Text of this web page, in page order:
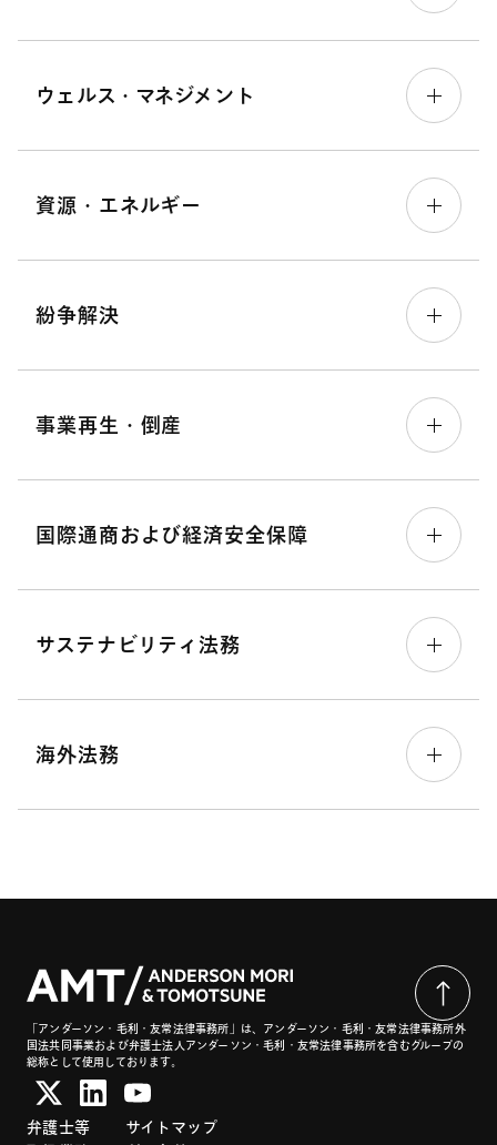
ウェルス・マネジメント
資源・エネルギー
紛争解決
事業再生・倒産
国際通商および経済安全保障
サステナビリティ法務
海外法務
「アンダーソン・毛利・友常法律事務所」は、アンダーソン・毛利・友常法律事務所外
国法共同事業および弁護士法人アンダーソン・毛利・友常法律事務所を含むグループの
総称として使用しております。
弁護士等
サイトマップ